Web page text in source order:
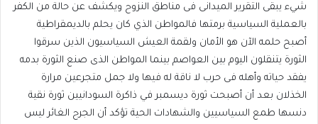
شيء يبقى التقرير الميدانى فى مناطق النزوح ويكشف عن حالة من الكفر
بالعملية السياسية برمتها فالمواطن الذي كان يحلم بالديمقراطية
أصبح حلمه الآن هو الأمان ولقمة العيش السياسيون الذين سرقوا
الثورة يتنقلون اليوم بين العواصم بينما المواطن الذى صنع الثورة بدمه
يفقد حياته وأهله فى حرب لا ناقة له فيها ولا جمل متجرعين مرارة
الخذلان بعد أن أصبحت ثورة ديسمبر في ذاكرة السودانيين ثورة نقية
دنسها طمع السياسيين والشهادات الحية تؤكد أن الجرح الغائر ليس